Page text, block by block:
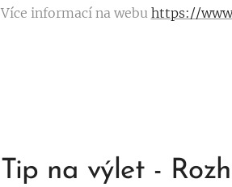
Více informací na webu https://
Tip na výlet -